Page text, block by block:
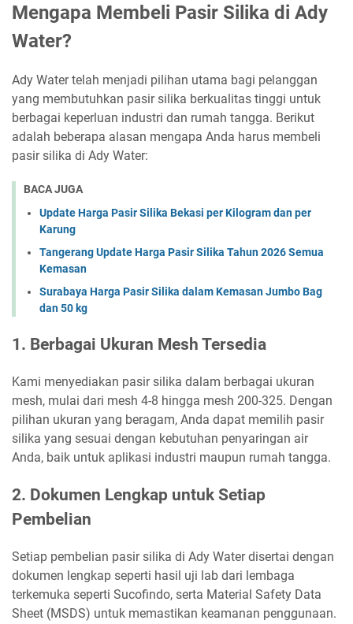
Mengapa Membeli Pasir Silika di Ady
Water?
Ady Water telah menjadi pilihan utama bagi pelanggan
yang membutuhkan pasir silika berkualitas tinggi untuk
berbagai keperluan industri dan rumah tangga. Berikut
adalah beberapa alasan mengapa Anda harus membeli
pasir silika di Ady Water:
BACA JUGA
Update Harga Pasir Silika Bekasi per Kilogram dan per
Karung
Tangerang Update Harga Pasir Silika Tahun 2026 Semua
Kemasan
Surabaya Harga Pasir Silika dalam Kemasan Jumbo Bag
dan 50 kg
1. Berbagai Ukuran Mesh Tersedia
Kami menyediakan pasir silika dalam berbagai ukuran
mesh, mulai dari mesh 4-8 hingga mesh 200-325. Dengan
pilihan ukuran yang beragam, Anda dapat memilih pasir
silika yang sesuai dengan kebutuhan penyaringan air
Anda, baik untuk aplikasi industri maupun rumah tangga.
2. Dokumen Lengkap untuk Setiap
Pembelian
Setiap pembelian pasir silika di Ady Water disertai dengan
dokumen lengkap seperti hasil uji lab dari lembaga
terkemuka seperti Sucofindo, serta Material Safety Data
Sheet (MSDS) untuk memastikan keamanan penggunaan.